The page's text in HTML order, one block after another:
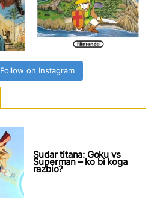
Follow on Instagram
Sudar titana: Goku vs
Superman – ko bi koga
razbio?